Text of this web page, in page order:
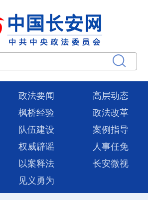
政法要闻
高层动态
枫桥经验
政法改革
队伍建设
案例指导
权威辟谣
人事任免
以案释法
长安微视
见义勇为